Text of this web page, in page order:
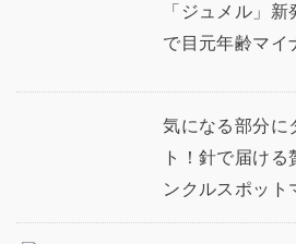
「ジュメル」
で目元年齢マイ
気になる部分に
ト！針で届ける
ンクルスポッ